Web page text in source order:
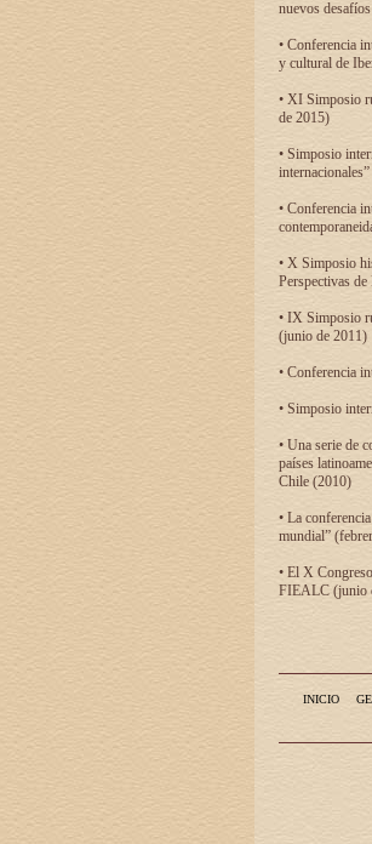
nuevos
• Conferencia
y cultural de
• XI Simposio
de 2015)
• Simposio
• Conferencia
• X Simposio
Perspectivas
• IX Simposio
(junio de 2011)
• Conferencia
• Simposio
• Una serie de
países
Chile (2010)
• La
mundial”
• El X
FIEALC (junio
INICIO